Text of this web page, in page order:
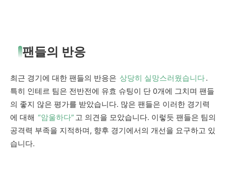
팬들의 반응
최근 경기에 대한 팬들의 반응은 상당히 실망스러웠습니다.
특히 인테르 팀은 전반전에 유효 슈팅이 단 0개에 그치며 팬들
의 좋지 않은 평가를 받았습니다. 많은 팬들은 이러한 경기력
에 대해 “암울하다” 고 의견을 모았습니다. 이렇듯 팬들은 팀의
공격력 부족을 지적하며, 향후 경기에서의 개선을 요구하고 있
습니다.